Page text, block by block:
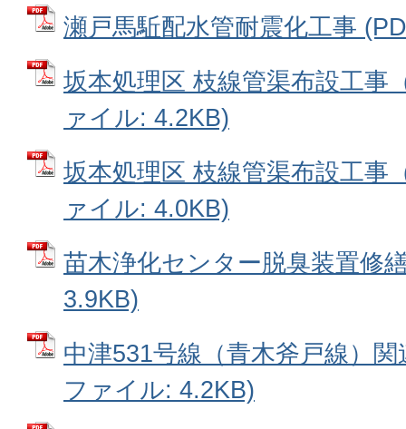
瀬戸馬駈配水管耐震化工事
坂本処理区 枝線管渠布設工事
ァイル: 4.2KB)
坂本処理区 枝線管渠布設工事
ァイル: 4.0KB)
苗木浄化センター脱臭装置修
3.9KB)
中津531号線（青木斧戸線）
ファイル: 4.2KB)